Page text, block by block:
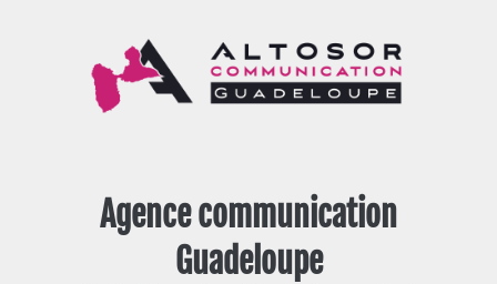
Agence communication
Guadeloupe